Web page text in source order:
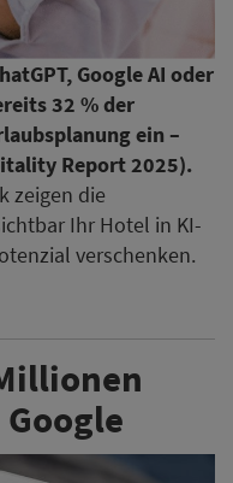
Google AI oder
32 % der
ein –
Report 2025).
zeigen die
Ihr Hotel in KI-
verschenken.